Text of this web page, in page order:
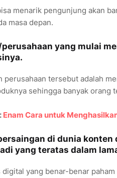
menarik pengunjung akan
masa depan.
yang mulai
perusahaan tersebut adalah
sehingga banyak
Enam Cara untuk
di dunia
yang teratas dalam
yang benar-benar paham